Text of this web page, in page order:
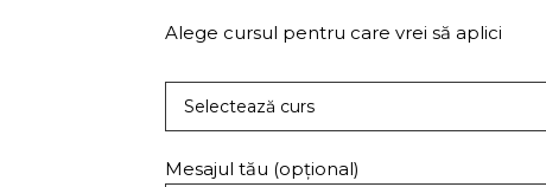
Alege cursul pentru care vrei să aplici
Mesajul tău (opțional)